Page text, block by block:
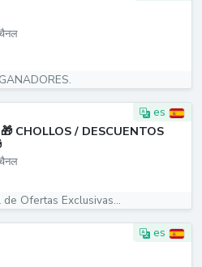
es
CHOLLOS / DESCUENTOS
Ofertas Exclusivas...
es